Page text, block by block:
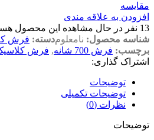
مقایسه
افزودن به علاقه مندی
13 نفر در حال مشاهده این محصول
شناسه محصول: نامعلومدسته: فرش
برچسب: فرش 700 شانه , فرش
اشتراک گذاری:
توضیحات
توضیحات تکمیلی
نظرات (0)
توضیحات